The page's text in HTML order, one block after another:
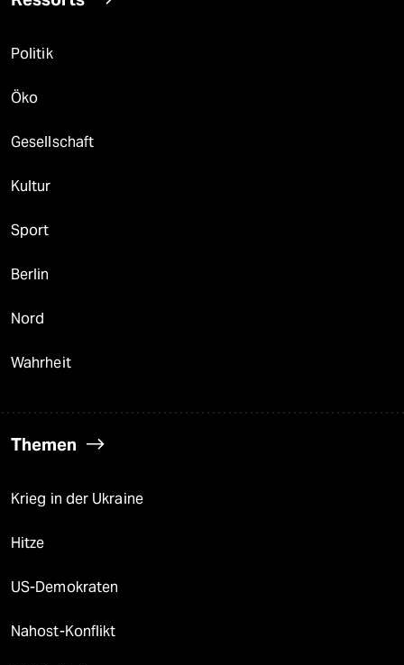
Politik
Öko
Gesellschaft
Kultur
Sport
Berlin
Nord
Wahrheit
Themen
Krieg in der Ukraine
Hitze
US-Demokraten
Nahost-Konflikt